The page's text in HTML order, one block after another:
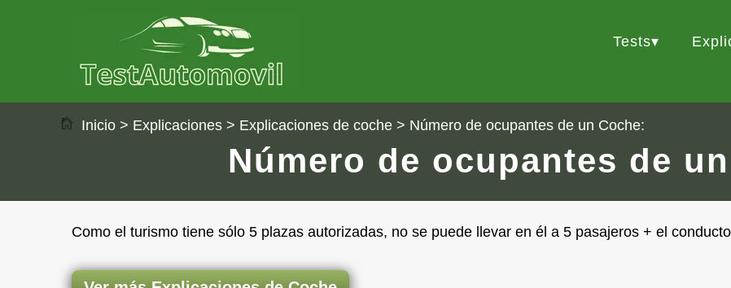
Tests
Inicio > Explicaciones > Explicaciones de coche > Número de ocupantes de un Coche:
Número de ocupantes de
Como el turismo tiene sólo 5 plazas autorizadas, no se puede llevar en él a 5 pasajeros + el